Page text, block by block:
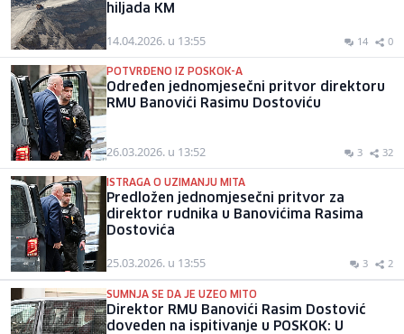
hiljada KM
14.04.2026. u 13:55 14 0
POTVRĐENO IZ POSKOK-A
Određen jednomjesečni pritvor direktoru
RMU Banovići Rasimu Dostoviću
26.03.2026. u 13:52 3 32
ISTRAGA O UZIMANJU MITA
Predložen jednomjesečni pritvor za
direktor rudnika u Banovićima Rasima
Dostovića
25.03.2026. u 13:55 3 2
SUMNJA SE DA JE UZEO MITO
Direktor RMU Banovići Rasim Dostović
doveden na ispitivanje u POSKOK: U